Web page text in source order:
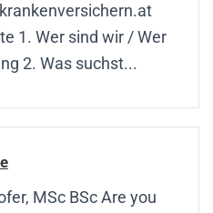
1. Wer sind wir / Wer
2. Was suchst...
MSc BSc Are you